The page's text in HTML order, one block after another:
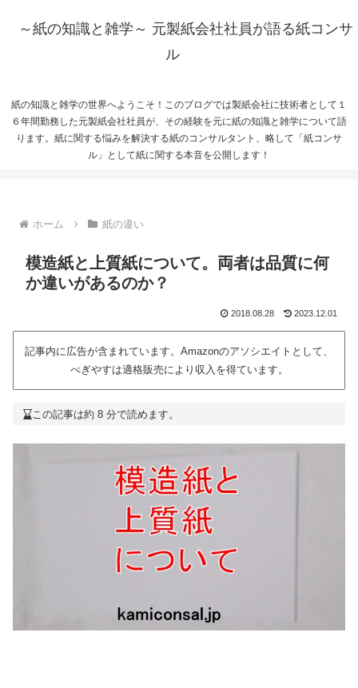
～紙の知識と雑学～ 元製紙会社社員が語る紙コンサ
ル
紙の知識と雑学の世界へようこそ！このブログでは製紙会社に技術者として１
６年間勤務した元製紙会社社員が、その経験を元に紙の知識と雑学について語
ります。紙に関する悩みを解決する紙のコンサルタント、略して「紙コンサ
ル」として紙に関する本音を公開します！
ホーム 紙の違い
模造紙と上質紙について。両者は品質に何
か違いがあるのか？
2018.08.28 2023.12.01
記事内に広告が含まれています。Amazonのアソシエイトとして、
べぎやすは適格販売により収入を得ています。
この記事は約 8 分で読めます。